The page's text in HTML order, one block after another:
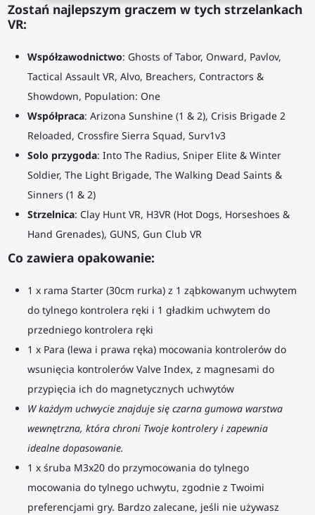
Zostań najlepszym graczem w tych strzelankach
VR:
Współzawodnictwo: Ghosts of Tabor, Onward, Pavlov,
Tactical Assault VR, Alvo, Breachers, Contractors &
Showdown, Population: One
Współpraca: Arizona Sunshine (1 & 2), Crisis Brigade 2
Reloaded, Crossfire Sierra Squad, Surv1v3
Solo przygoda: Into The Radius, Sniper Elite & Winter
Soldier, The Light Brigade, The Walking Dead Saints &
Sinners (1 & 2)
Strzelnica: Clay Hunt VR, H3VR (Hot Dogs, Horseshoes &
Hand Grenades), GUNS, Gun Club VR
Co zawiera opakowanie:
1 x rama Starter (30cm rurka) z 1 ząbkowanym uchwytem
do tylnego kontrolera ręki i 1 gładkim uchwytem do
przedniego kontrolera ręki
1 x Para (lewa i prawa ręka) mocowania kontrolerów do
wsunięcia kontrolerów Valve Index, z magnesami do
przypięcia ich do magnetycznych uchwytów
W każdym uchwycie znajduje się czarna gumowa warstwa
wewnętrzna, która chroni Twoje kontrolery i zapewnia
idealne dopasowanie.
1 x śruba M3x20 do przymocowania do tylnego
mocowania do tylnego uchwytu, zgodnie z Twoimi
preferencjami gry. Bardzo zalecane, jeśli nie używasz